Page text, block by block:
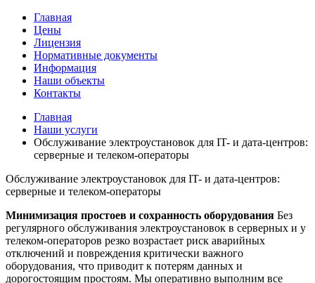
Главная
Цены
Лицензия
Нормативные документы
Информация
Наши объекты
Контакты
Главная
Наши услуги
Обслуживание электроустановок для IT- и дата-центров:
серверные и телеком-операторы
Обслуживание электроустановок для IT- и дата-центров:
серверные и телеком-операторы
Минимизация простоев и сохранность оборудования Без
регулярного обслуживания электроустановок в серверных и у
телеком-операторов резко возрастает риск аварийных
отключений и повреждения критически важного
оборудования, что приводит к потерям данных и
дорогостоящим простоям. Мы оперативно выполним все